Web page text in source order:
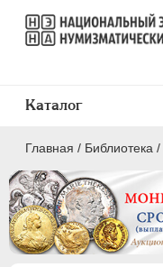
Главная / Библиотека /
Каталог